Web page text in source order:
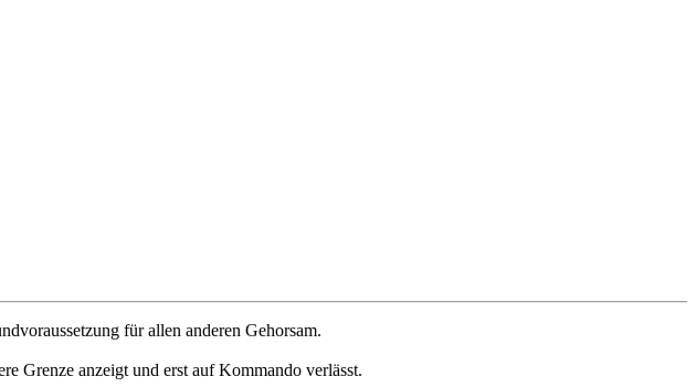
für allen anderen Gehorsam.
Grenze anzeigt und erst auf Kommando verlässt.